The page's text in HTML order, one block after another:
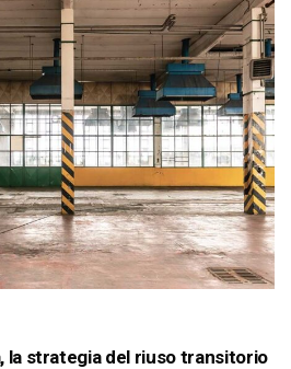
la strategia del riuso transitorio